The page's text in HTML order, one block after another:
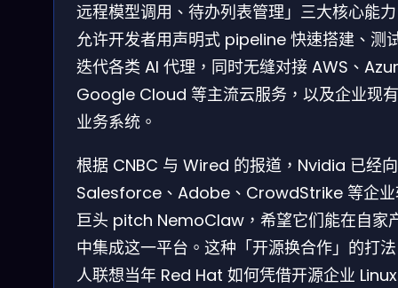
远程模型调用、待办列表管理」三大核心能
允许开发者用声明式 pipeline 快速搭建、测
迭代各类 AI 代理，同时无缝对接 AWS、
Google Cloud 等主流云服务，以及企业现
业务系统。
根据 CNBC 与 Wired 的报道，Nvidia 已经向
Salesforce、Adobe、CrowdStrike 等企业
巨头 pitch NemoClaw，希望它们能在自家
中集成这一平台。这种「开源换合作」的打
人联想当年 Red Hat 如何凭借开源企业